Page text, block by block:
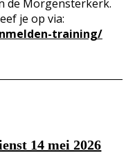
de Morgensterkerk.
je op via:
training/
14 mei 2026